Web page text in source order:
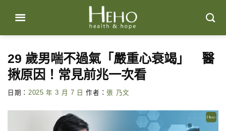
content
29 歲男喘不過氣「嚴重心衰竭」 醫
揪原因！常見前兆一次看
日期： 2025 年 3 月 7 日 作者：張 乃文